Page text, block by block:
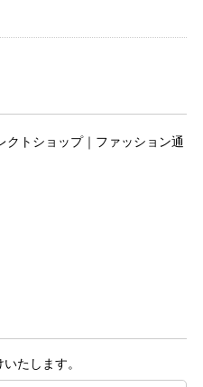
トショップ｜ファッション通
たします。